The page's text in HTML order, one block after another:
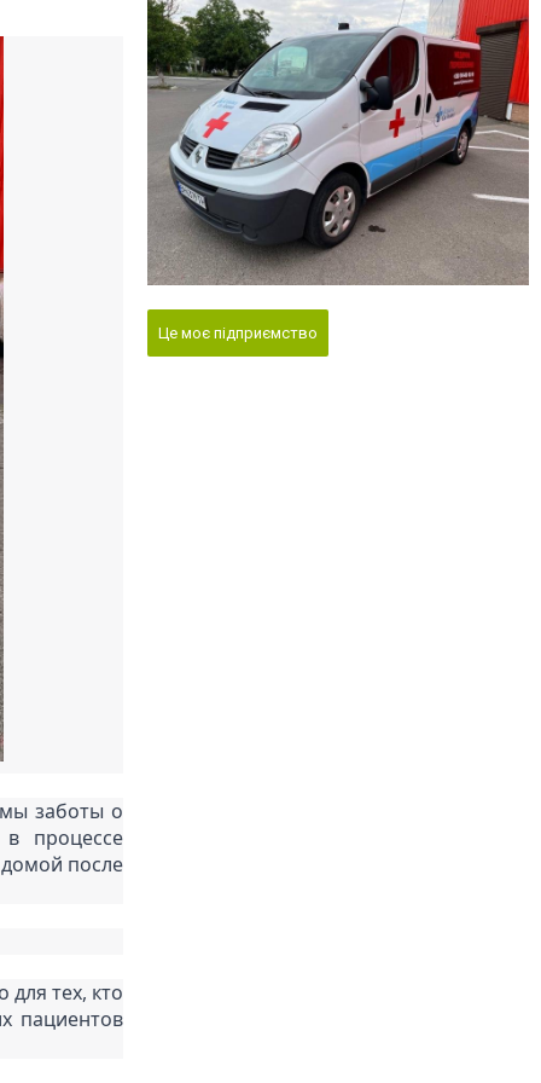
заботы о
процессе
после
тех, кто
пациентов
Це моє підприємство